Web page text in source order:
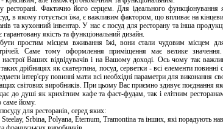
Фактично його серцем. Для ідеального функціонування
в якому готується їжа, є важливим фактором, що впливає на
та кухонний інвентар. У нас є посуд для ресторану та інша
якість та функціональний дизайн.
простим місцем вживання їжі, вони стали чудовим місцем
Саме тому оформлення приміщення має велике значення.
настрої Ваших відвідувачів і на Вашому доході. Ось чому так
дрібницях як скатертина, посуд, серветки - всі елементи повинні
інтер'єру повинні мати всі необхідні параметри для виконання
світових виробників. При цьому Вас приємно здивує поєднання
до душі як крихітним кафе та фаст-фудам, так і елітним
саме йому.
для ресторанів, серед яких:
Srbina, Polyana, Eternum, Tramontina та інших, які порадують